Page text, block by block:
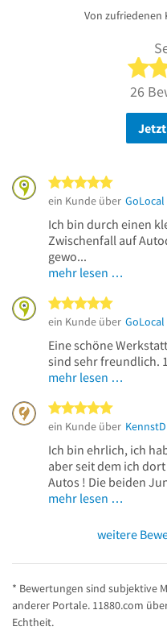
Von zufriedenen
26
ein Kunde über GoLocal
Ich bin durch einen
Zwischenfall auf
gewo...
mehr lesen …
ein Kunde über GoLocal
Eine schöne
sind sehr freundlich.
mehr lesen …
ein Kunde über
Ich bin ehrlich, ich
aber seit dem ich
Autos ! Die beiden
mehr lesen …
weitere
* Bewertungen sind subjektive
anderer Portale. 11880.com
Echtheit.